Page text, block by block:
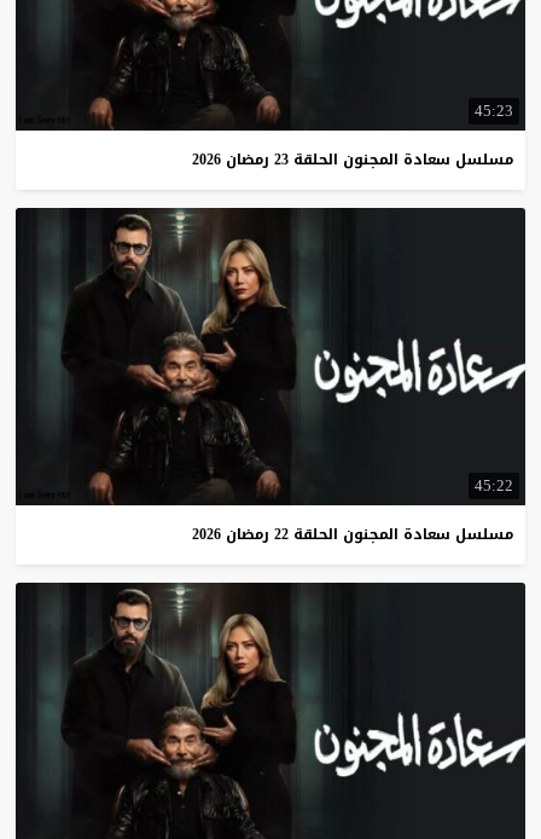
45:23
مسلسل سعادة المجنون الحلقة 23 رمضان 2026
45:22
مسلسل سعادة المجنون الحلقة 22 رمضان 2026